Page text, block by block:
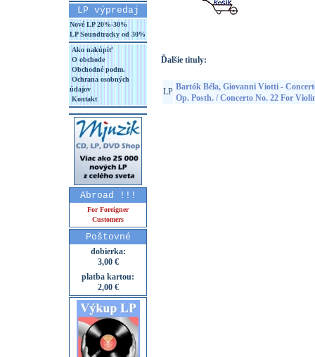
LP výpredaj
Nové LP 20%-30%
LP Soundtracky od 30%
Ako nakúpiť
O obchode
Obchodné podm.
Ochrana osobných
údajov
Kontakt
Abroad !!!
For Foreigner
Customers
Poštovné
dobierka:
3,00 €
platba kartou:
2,00 €
Ďalšie tituly:
LP Bartók Béla, Giovanni Viotti -
Op. Posth. / Concerto No. 22 For